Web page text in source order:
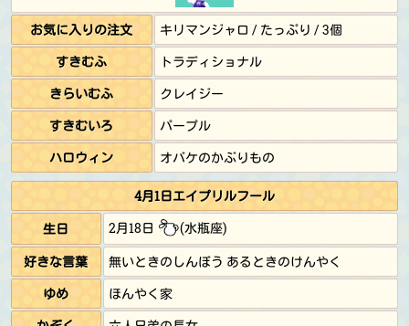
お気に入りの注文
キリマンジャロ / たっぷり / 3個
すきむふ
トラディショナル
きらいむふ
クレイジー
すきむいろ
パープル
ハロウィン
オバケのかぶりもの
4月1日エイプリルフール
生日
2月18日
(水瓶座)
好きな言葉
無いときのしんぼう あるときのけんやく
ゆめ
ほんやく家